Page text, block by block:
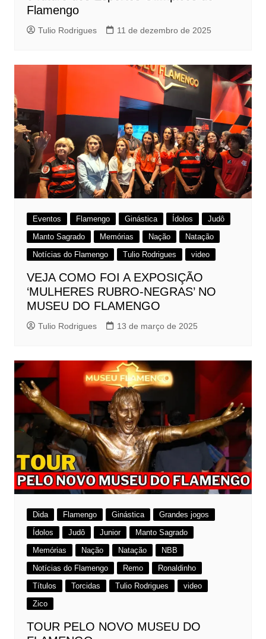
Flamengo
Tulio Rodrigues 11 de dezembro de 2025
Eventos Flamengo Ginástica Ídolos
Judô
Manto Sagrado
Memórias Nação
Natação
Notícias do Flamengo
Tulio Rodrigues video
VEJA COMO FOI A EXPOSIÇÃO
‘MULHERES RUBRO-NEGRAS’ NO
MUSEU DO FLAMENGO
Tulio Rodrigues 13 de março de 2025
Dida Flamengo Ginástica
Grandes jogos
Ídolos
Judô Junior
Manto Sagrado
Memórias
Nação Natação
NBB
Notícias do Flamengo
Remo
Ronaldinho
Títulos
Torcidas Tulio Rodrigues
video
Zico
TOUR PELO NOVO MUSEU DO